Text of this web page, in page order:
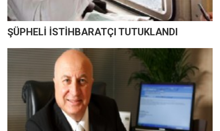
ŞÜPHELİ İSTİHBARATÇI TUTUKLANDI